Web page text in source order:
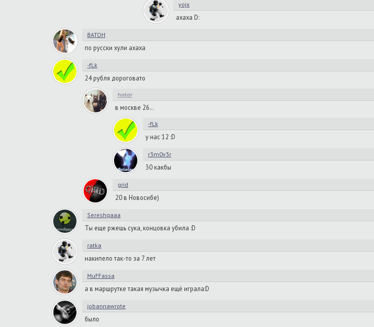
yojx
ахаха D:
BATOH
по русски хули ахаха
-fLk
24 рубля дороговато
hatar
в москве 26…
-fLk
у нас 12 :D
r3m0v3r
30 какбы
grid
20 в Новосибе)
Sereshqaaa
Ты еще ржешь сука, концовка убила :D
ratka
накипело так-то за 7 лет
MuFFassa
а в маршрутке такая музычка ещё играла:D
jobannawrote
было